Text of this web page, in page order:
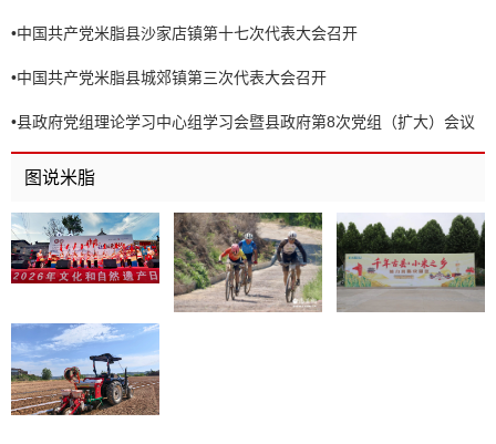
•中国共产党米脂县沙家店镇第十七次代表大会召开
•中国共产党米脂县城郊镇第三次代表大会召开
•县政府党组理论学习中心组学习会暨县政府第8次党组（扩大）会议
召开
图说米脂